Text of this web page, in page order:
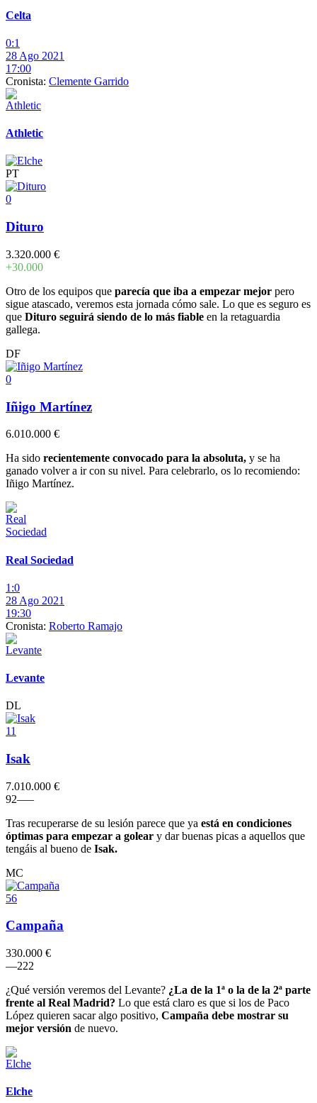
Celta
0:1
28 Ago 2021
17:00
Cronista: Clemente Garrido
Athletic
PT
0
Dituro
3.320.000 €
+30.000
Otro de los equipos que parecía que iba a empezar mejor pero
sigue atascado, veremos esta jornada cómo sale. Lo que es seguro es
que Dituro seguirá siendo de lo más fiable en la retaguardia
gallega.
DF
0
Iñigo Martínez
6.010.000 €
Ha sido recientemente convocado para la absoluta, y se ha
ganado volver a ir con su nivel. Para celebrarlo, os lo recomiendo:
Iñigo Martínez.
Real Sociedad
1:0
28 Ago 2021
19:30
Cronista: Roberto Ramajo
Levante
DL
11
Isak
7.010.000 €
92–––
Tras recuperarse de su lesión parece que ya está en condiciones
óptimas para empezar a golear y dar buenas picas a aquellos que
tengáis al bueno de Isak.
MC
56
Campaña
330.000 €
––222
¿Qué versión veremos del Levante? ¿La de la 1ª o la de la 2ª parte
frente al Real Madrid? Lo que está claro es que si los de Paco
López quieren sacar algo positivo, Campaña debe mostrar su
mejor versión de nuevo.
Elche